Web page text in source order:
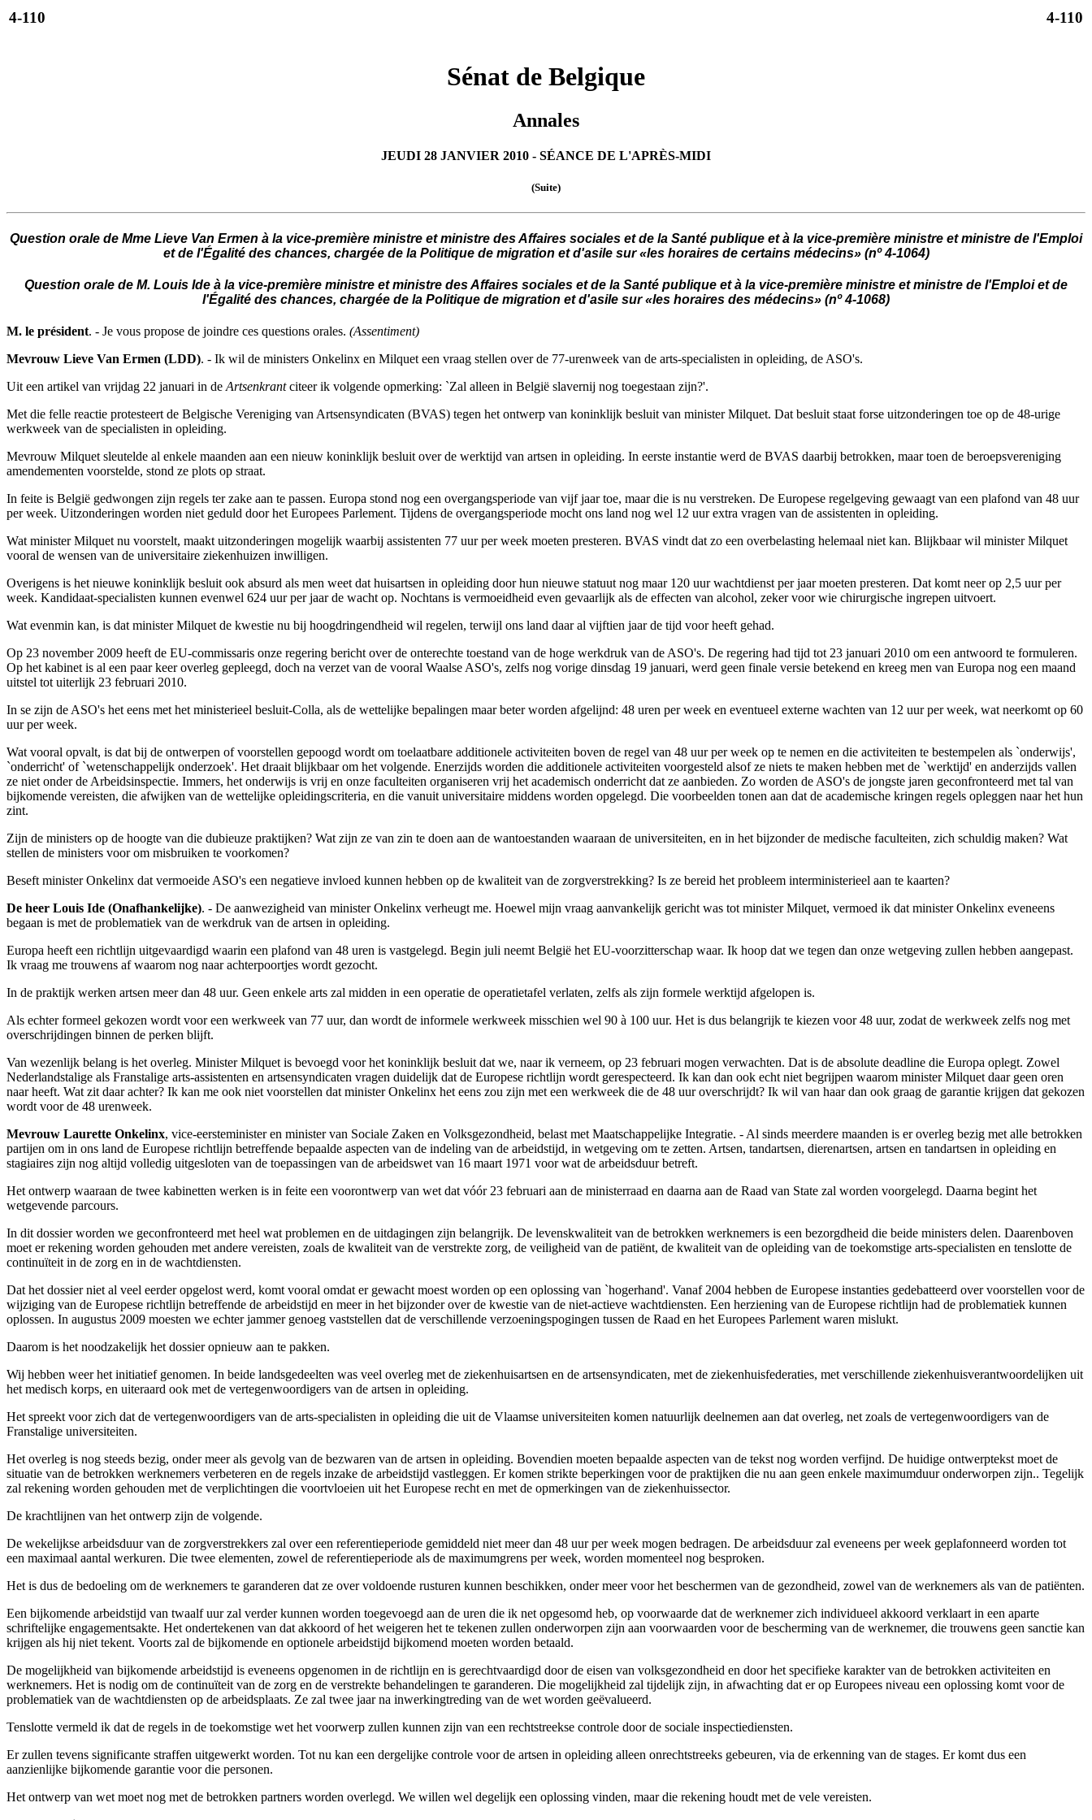
4-110 4-110
Sénat de Belgique
Annales
JEUDI 28 JANVIER 2010 - SÉANCE DE L'APRÈS-MIDI
(Suite)
Question orale de Mme Lieve Van Ermen à la vice-première ministre et ministre des Affaires sociales et de la Santé publique et à la vice-première ministre et ministre de l'Emploi
et de l'Égalité des chances, chargée de la Politique de migration et d'asile sur «les horaires de certains médecins» (nº 4-1064)
Question orale de M. Louis Ide à la vice-première ministre et ministre des Affaires sociales et de la Santé publique et à la vice-première ministre et ministre de l'Emploi et de
l'Égalité des chances, chargée de la Politique de migration et d'asile sur «les horaires des médecins» (nº 4-1068)
M. le président. - Je vous propose de joindre ces questions orales. (Assentiment)
Mevrouw Lieve Van Ermen (LDD). - Ik wil de ministers Onkelinx en Milquet een vraag stellen over de 77-urenweek van de arts-specialisten in opleiding, de ASO's.
Uit een artikel van vrijdag 22 januari in de Artsenkrantciteer ik volgende opmerking: `Zal alleen in België slavernij nog toegestaan zijn?'.
Met die felle reactie protesteert de Belgische Vereniging van Artsensyndicaten (BVAS) tegen het ontwerp van koninklijk besluit van minister Milquet. Dat besluit staat forse uitzonderingen toe op de 48-urige
werkweek van de specialisten in opleiding.
Mevrouw Milquet sleutelde al enkele maanden aan een nieuw koninklijk besluit over de werktijd van artsen in opleiding. In eerste instantie werd de BVAS daarbij betrokken, maar toen de beroepsvereniging
amendementen voorstelde, stond ze plots op straat.
In feite is België gedwongen zijn regels ter zake aan te passen. Europa stond nog een overgangsperiode van vijf jaar toe, maar die is nu verstreken. De Europese regelgeving gewaagt van een plafond van 48 uur
per week. Uitzonderingen worden niet geduld door het Europees Parlement. Tijdens de overgangsperiode mocht ons land nog wel 12 uur extra vragen van de assistenten in opleiding.
Wat minister Milquet nu voorstelt, maakt uitzonderingen mogelijk waarbij assistenten 77 uur per week moeten presteren. BVAS vindt dat zo een overbelasting helemaal niet kan. Blijkbaar wil minister Milquet
vooral de wensen van de universitaire ziekenhuizen inwilligen.
Overigens is het nieuwe koninklijk besluit ook absurd als men weet dat huisartsen in opleiding door hun nieuwe statuut nog maar 120 uur wachtdienst per jaar moeten presteren. Dat komt neer op 2,5 uur per
week. Kandidaat-specialisten kunnen evenwel 624 uur per jaar de wacht op. Nochtans is vermoeidheid even gevaarlijk als de effecten van alcohol, zeker voor wie chirurgische ingrepen uitvoert.
Wat evenmin kan, is dat minister Milquet de kwestie nu bij hoogdringendheid wil regelen, terwijl ons land daar al vijftien jaar de tijd voor heeft gehad.
Op 23 november 2009 heeft de EU-commissaris onze regering bericht over de onterechte toestand van de hoge werkdruk van de ASO's. De regering had tijd tot 23 januari 2010 om een antwoord te formuleren.
Op het kabinet is al een paar keer overleg gepleegd, doch na verzet van de vooral Waalse ASO's, zelfs nog vorige dinsdag 19 januari, werd geen finale versie betekend en kreeg men van Europa nog een maand
uitstel tot uiterlijk 23 februari 2010.
In se zijn de ASO's het eens met het ministerieel besluit-Colla, als de wettelijke bepalingen maar beter worden afgelijnd: 48 uren per week en eventueel externe wachten van 12 uur per week, wat neerkomt op 60
uur per week.
Wat vooral opvalt, is dat bij de ontwerpen of voorstellen gepoogd wordt om toelaatbare additionele activiteiten boven de regel van 48 uur per week op te nemen en die activiteiten te bestempelen als `onderwijs',
`onderricht' of `wetenschappelijk onderzoek'. Het draait blijkbaar om het volgende. Enerzijds worden die additionele activiteiten voorgesteld alsof ze niets te maken hebben met de `werktijd' en anderzijds vallen
ze niet onder de Arbeidsinspectie. Immers, het onderwijs is vrij en onze faculteiten organiseren vrij het academisch onderricht dat ze aanbieden. Zo worden de ASO's de jongste jaren geconfronteerd met tal van
bijkomende vereisten, die afwijken van de wettelijke opleidingscriteria, en die vanuit universitaire middens worden opgelegd. Die voorbeelden tonen aan dat de academische kringen regels opleggen naar het hun
zint.
Zijn de ministers op de hoogte van die dubieuze praktijken? Wat zijn ze van zin te doen aan de wantoestanden waaraan de universiteiten, en in het bijzonder de medische faculteiten, zich schuldig maken? Wat
stellen de ministers voor om misbruiken te voorkomen?
Beseft minister Onkelinx dat vermoeide ASO's een negatieve invloed kunnen hebben op de kwaliteit van de zorgverstrekking? Is ze bereid het probleem interministerieel aan te kaarten?
De heer Louis Ide (Onafhankelijke). - De aanwezigheid van minister Onkelinx verheugt me. Hoewel mijn vraag aanvankelijk gericht was tot minister Milquet, vermoed ik dat minister Onkelinx eveneens
begaan is met de problematiek van de werkdruk van de artsen in opleiding.
Europa heeft een richtlijn uitgevaardigd waarin een plafond van 48 uren is vastgelegd. Begin juli neemt België het EU-voorzitterschap waar. Ik hoop dat we tegen dan onze wetgeving zullen hebben aangepast.
Ik vraag me trouwens af waarom nog naar achterpoortjes wordt gezocht.
In de praktijk werken artsen meer dan 48 uur. Geen enkele arts zal midden in een operatie de operatietafel verlaten, zelfs als zijn formele werktijd afgelopen is.
Als echter formeel gekozen wordt voor een werkweek van 77 uur, dan wordt de informele werkweek misschien wel 90 à 100 uur. Het is dus belangrijk te kiezen voor 48 uur, zodat de werkweek zelfs nog met
overschrijdingen binnen de perken blijft.
Van wezenlijk belang is het overleg. Minister Milquet is bevoegd voor het koninklijk besluit dat we, naar ik verneem, op 23 februari mogen verwachten. Dat is de absolute deadline die Europa oplegt. Zowel
Nederlandstalige als Franstalige arts-assistenten en artsensyndicaten vragen duidelijk dat de Europese richtlijn wordt gerespecteerd. Ik kan dan ook echt niet begrijpen waarom minister Milquet daar geen oren
naar heeft. Wat zit daar achter? Ik kan me ook niet voorstellen dat minister Onkelinx het eens zou zijn met een werkweek die de 48 uur overschrijdt? Ik wil van haar dan ook graag de garantie krijgen dat gekozen
wordt voor de 48 urenweek.
Mevrouw Laurette Onkelinx, vice-eersteminister en minister van Sociale Zaken en Volksgezondheid, belast met Maatschappelijke Integratie. - Al sinds meerdere maanden is er overleg bezig met alle betrokken
partijen om in ons land de Europese richtlijn betreffende bepaalde aspecten van de indeling van de arbeidstijd, in wetgeving om te zetten. Artsen, tandartsen, dierenartsen, artsen en tandartsen in opleiding en
stagiaires zijn nog altijd volledig uitgesloten van de toepassingen van de arbeidswet van 16 maart 1971 voor wat de arbeidsduur betreft.
Het ontwerp waaraan de twee kabinetten werken is in feite een voorontwerp van wet dat vóór 23 februari aan de ministerraad en daarna aan de Raad van State zal worden voorgelegd. Daarna begint het
wetgevende parcours.
In dit dossier worden we geconfronteerd met heel wat problemen en de uitdagingen zijn belangrijk. De levenskwaliteit van de betrokken werknemers is een bezorgdheid die beide ministers delen. Daarenboven
moet er rekening worden gehouden met andere vereisten, zoals de kwaliteit van de verstrekte zorg, de veiligheid van de patiënt, de kwaliteit van de opleiding van de toekomstige arts-specialisten en tenslotte de
continuïteit in de zorg en in de wachtdiensten.
Dat het dossier niet al veel eerder opgelost werd, komt vooral omdat er gewacht moest worden op een oplossing van `hogerhand'. Vanaf 2004 hebben de Europese instanties gedebatteerd over voorstellen voor de
wijziging van de Europese richtlijn betreffende de arbeidstijd en meer in het bijzonder over de kwestie van de niet-actieve wachtdiensten. Een herziening van de Europese richtlijn had de problematiek kunnen
oplossen. In augustus 2009 moesten we echter jammer genoeg vaststellen dat de verschillende verzoeningspogingen tussen de Raad en het Europees Parlement waren mislukt.
Daarom is het noodzakelijk het dossier opnieuw aan te pakken.
Wij hebben weer het initiatief genomen. In beide landsgedeelten was veel overleg met de ziekenhuisartsen en de artsensyndicaten, met de ziekenhuisfederaties, met verschillende ziekenhuisverantwoordelijken uit
het medisch korps, en uiteraard ook met de vertegenwoordigers van de artsen in opleiding.
Het spreekt voor zich dat de vertegenwoordigers van de arts-specialisten in opleiding die uit de Vlaamse universiteiten komen natuurlijk deelnemen aan dat overleg, net zoals de vertegenwoordigers van de
Franstalige universiteiten.
Het overleg is nog steeds bezig, onder meer als gevolg van de bezwaren van de artsen in opleiding. Bovendien moeten bepaalde aspecten van de tekst nog worden verfijnd. De huidige ontwerptekst moet de
situatie van de betrokken werknemers verbeteren en de regels inzake de arbeidstijd vastleggen. Er komen strikte beperkingen voor de praktijken die nu aan geen enkele maximumduur onderworpen zijn.. Tegelijk
zal rekening worden gehouden met de verplichtingen die voortvloeien uit het Europese recht en met de opmerkingen van de ziekenhuissector.
De krachtlijnen van het ontwerp zijn de volgende.
De wekelijkse arbeidsduur van de zorgverstrekkers zal over een referentieperiode gemiddeld niet meer dan 48 uur per week mogen bedragen. De arbeidsduur zal eveneens per week geplafonneerd worden tot
een maximaal aantal werkuren. Die twee elementen, zowel de referentieperiode als de maximumgrens per week, worden momenteel nog besproken.
Het is dus de bedoeling om de werknemers te garanderen dat ze over voldoende rusturen kunnen beschikken, onder meer voor het beschermen van de gezondheid, zowel van de werknemers als van de patiënten.
Een bijkomende arbeidstijd van twaalf uur zal verder kunnen worden toegevoegd aan de uren die ik net opgesomd heb, op voorwaarde dat de werknemer zich individueel akkoord verklaart in een aparte
schriftelijke engagementsakte. Het ondertekenen van dat akkoord of het weigeren het te tekenen zullen onderworpen zijn aan voorwaarden voor de bescherming van de werknemer, die trouwens geen sanctie kan
krijgen als hij niet tekent. Voorts zal de bijkomende en optionele arbeidstijd bijkomend moeten worden betaald.
De mogelijkheid van bijkomende arbeidstijd is eveneens opgenomen in de richtlijn en is gerechtvaardigd door de eisen van volksgezondheid en door het specifieke karakter van de betrokken activiteiten en
werknemers. Het is nodig om de continuïteit van de zorg en de verstrekte behandelingen te garanderen. Die mogelijkheid zal tijdelijk zijn, in afwachting dat er op Europees niveau een oplossing komt voor de
problematiek van de wachtdiensten op de arbeidsplaats. Ze zal twee jaar na inwerkingtreding van de wet worden geëvalueerd.
Tenslotte vermeld ik dat de regels in de toekomstige wet het voorwerp zullen kunnen zijn van een rechtstreekse controle door de sociale inspectiediensten.
Er zullen tevens significante straffen uitgewerkt worden. Tot nu kan een dergelijke controle voor de artsen in opleiding alleen onrechtstreeks gebeuren, via de erkenning van de stages. Er komt dus een
aanzienlijke bijkomende garantie voor die personen.
Het ontwerp van wet moet nog met de betrokken partners worden overlegd. We willen wel degelijk een oplossing vinden, maar die rekening houdt met de vele vereisten.